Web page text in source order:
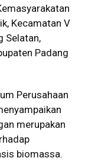
Kecamatan V
Selatan,
Padang
Perusahaan
merupakan
biomassa.